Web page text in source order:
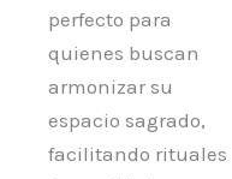
perfecto para
quienes buscan
armonizar su
espacio sagrado,
facilitando rituales